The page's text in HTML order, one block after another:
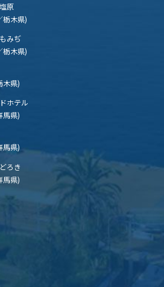
原
栃木県)
みぢ
栃木県)
木県)
ホテル
馬県)
馬県)
ろき
馬県)